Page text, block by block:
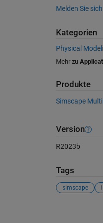
Melden Sie
Kategorien
Physical
Mehr zu
Produkte
Simscape
Version
R2023b
Tags
simscape